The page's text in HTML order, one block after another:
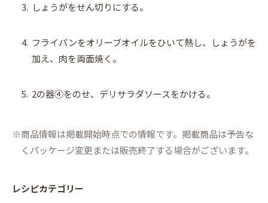
3. しょうがをせん切りにする。
4. フライパンをオリーブオイルをひいて熱し、しょうがを
加え、肉を両面焼く。
5. 2の器④をのせ、デリサラダソースをかける。
商品情報は掲載開始時点での情報です。掲載商品は予告な
くパッケージ変更または販売終了する場合がございます。
レシピカテゴリー